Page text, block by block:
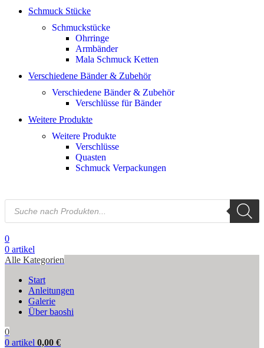
Schmuck Stücke
Schmuckstücke
Ohrringe
Armbänder
Mala Schmuck Ketten
Verschiedene Bänder & Zubehör
Verschiedene Bänder & Zubehör
Verschlüsse für Bänder
Weitere Produkte
Weitere Produkte
Verschlüsse
Quasten
Schmuck Verpackungen
0
0 artikel
Alle Kategorien
Start
Anleitungen
Galerie
Über baoshi
0
0 artikel 0,00 €